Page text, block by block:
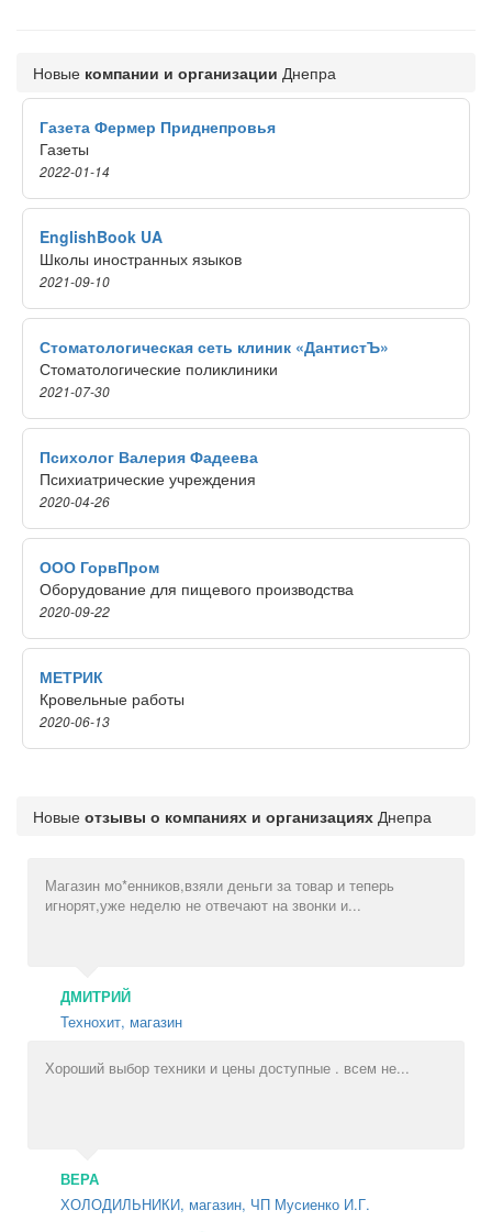
Новые компании и организации Днепра
Газета Фермер Приднепровья
Газеты
2022-01-14
EnglishBook UA
Школы иностранных языков
2021-09-10
Стоматологическая сеть клиник «ДантистЪ»
Стоматологические поликлиники
2021-07-30
Психолог Валерия Фадеева
Психиатрические учреждения
2020-04-26
ООО ГорвПром
Оборудование для пищевого производства
2020-09-22
МЕТРИК
Кровельные работы
2020-06-13
Новые отзывы о компаниях и организациях Днепра
Магазин мо*енников,взяли деньги за товар и теперь
игнорят,уже неделю не отвечают на звонки и...
ДМИТРИЙ
Технохит, магазин
Хороший выбор техники и цены доступные . всем не...
ВЕРА
ХОЛОДИЛЬНИКИ, магазин, ЧП Мусиенко И.Г.